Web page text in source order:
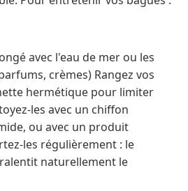
avec l'eau de mer ou les
crèmes) Rangez vos
hermétique pour limiter
les avec un chiffon
ou avec un produit
les régulièrement : le
naturellement le